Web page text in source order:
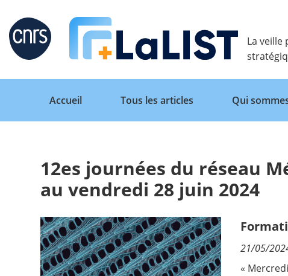
Retour
Accueil
Tous les articles
Qui sommes nous ?
La
Accueil
Tous les articles Qui
12es journées du réseau
au vendredi 28 juin 2024
21/05/
«